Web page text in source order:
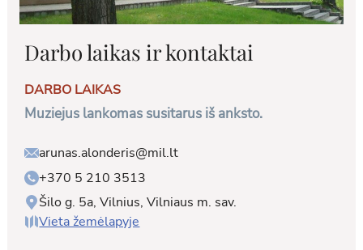
Darbo laikas ir kontaktai
DARBO LAIKAS
Muziejus lankomas susitarus iš anksto.
arunas.alonderis@mil.lt
+370 5 210 3513
Šilo g. 5a, Vilnius, Vilniaus m. sav.
Vieta žemėlapyje